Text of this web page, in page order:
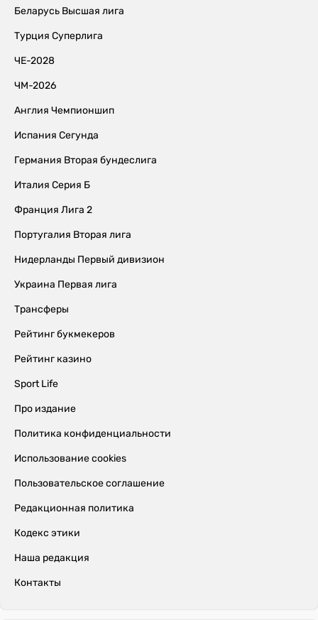
Беларусь Высшая лига
Турция Суперлига
ЧЕ-2028
ЧМ-2026
Англия Чемпионшип
Испания Сегунда
Германия Вторая бундеслига
Италия Серия Б
Франция Лига 2
Португалия Вторая лига
Нидерланды Первый дивизион
Украина Первая лига
Трансферы
Рейтинг букмекеров
Рейтинг казино
Sport Life
Про издание
Политика конфиденциальности
Использование cookies
Пользовательское соглашение
Редакционная политика
Кодекс этики
Наша редакция
Контакты